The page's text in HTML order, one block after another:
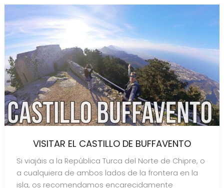
VISITAR EL CASTILLO DE BUFFAVENTO
Si viajáis a la República Turca del Norte de Chipre, o
a cualquiera de ambos lados de la frontera en la
isla, os recomendamos encarecidamente